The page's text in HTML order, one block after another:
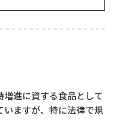
増進に資する食品として
ますが、特に法律で規